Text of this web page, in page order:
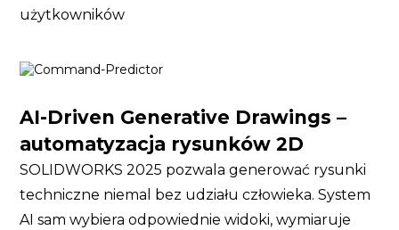
użytkowników
AI-Driven Generative Drawings –
automatyzacja rysunków 2D
SOLIDWORKS 2025 pozwala generować rysunki
techniczne niemal bez udziału człowieka. System
AI sam wybiera odpowiednie widoki, wymiaruje